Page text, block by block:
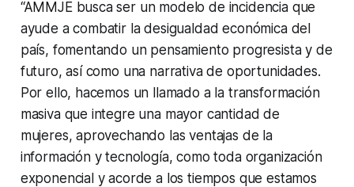
“AMMJE busca ser un modelo de incidencia que
ayude a combatir la desigualdad económica del
país, fomentando un pensamiento progresista y de
futuro, así como una narrativa de oportunidades.
Por ello, hacemos un llamado a la transformación
masiva que integre una mayor cantidad de
mujeres, aprovechando las ventajas de la
información y tecnología, como toda organización
exponencial y acorde a los tiempos que estamos